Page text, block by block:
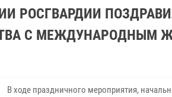
РОСГВАРДИИ
С МЕЖДУНАРОДНЫМ
В ходе праздничного мероприятия,